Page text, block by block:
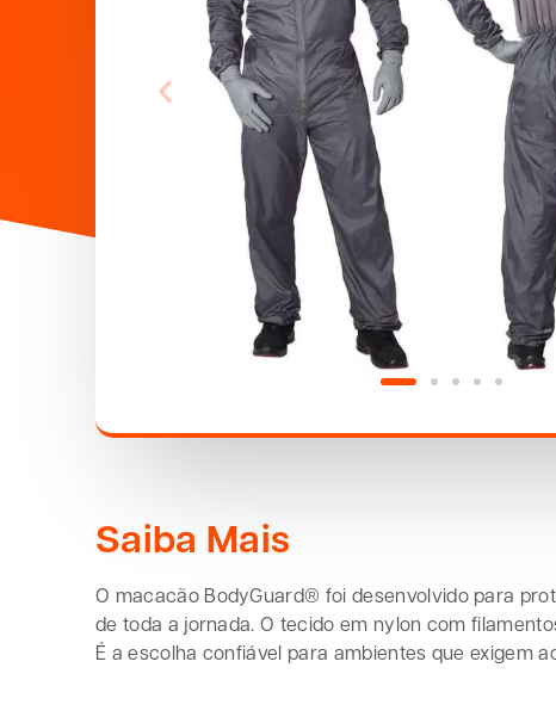
Saiba Mais
O macacão BodyGuard® foi desenvolvido para
de toda a jornada. O tecido em nylon com
É a escolha confiável para ambientes que exigem